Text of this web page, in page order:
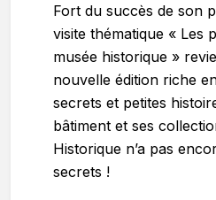
Fort du succès de son
visite thématique « Les
musée historique »
nouvelle édition riche
secrets et petites
bâtiment et ses
Historique n’a pas
secrets !